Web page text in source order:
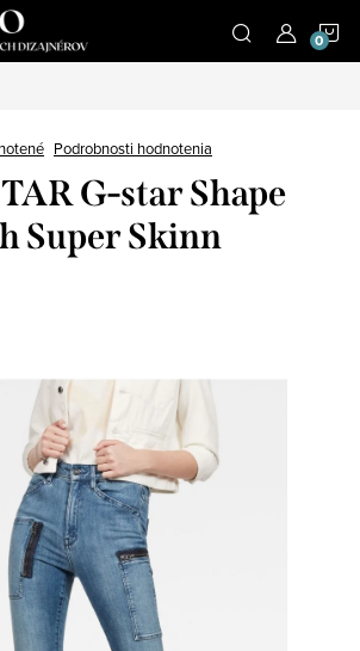
Podrobnosti hodnotenia
G-star Shape
Super Skinn